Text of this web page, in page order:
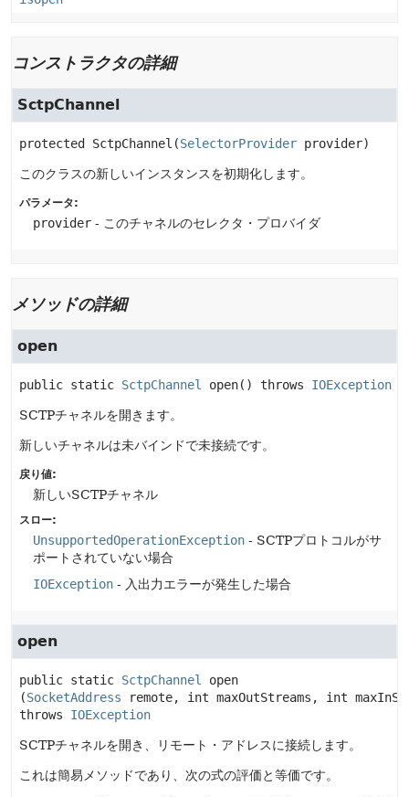
コンストラクタの詳細
SctpChannel
protected SctpChannel (SelectorProvider provider)
このクラスの新しいインスタンスを初期化します。
パラメータ:
provider - このチャネルのセレクタ・プロバイダ
メソッドの詳細
open
public static SctpChannel open() throws IOException
SCTPチャネルを開きます。
新しいチャネルは未バインドで未接続です。
戻り値:
新しいSCTPチャネル
スロー:
UnsupportedOperationException - SCTPプロトコルがサ
ポートされていない場合
IOException - 入出力エラーが発生した場合
open
public static SctpChannel
open
(SocketAddress remote, int maxOutStreams, int
throws IOException
SCTPチャネルを開き、リモート・アドレスに接続します。
これは簡易メソッドであり、次の式の評価と等価です。